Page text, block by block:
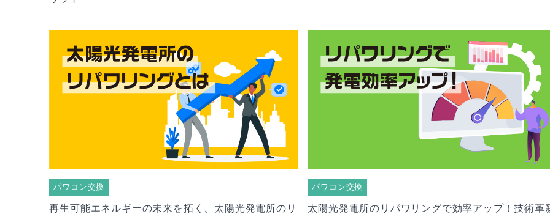
パワコン交換
再生可能エネルギーの未来を拓く、太陽光発電所のリ
パワコン交換
太陽光発電所のリパワリングで効率アップ！技術革